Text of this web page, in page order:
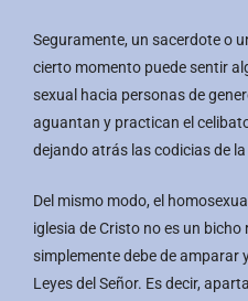
Seguramente, un sacerdote o
cierto momento puede sentir
sexual hacia personas de
aguantan y practican el
dejando atrás las codicias de
Del mismo modo, el
iglesia de Cristo no es un bicho
simplemente debe de amparar
Leyes del Señor. Es decir,